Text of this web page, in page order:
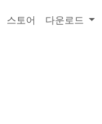
스토어 다운로드